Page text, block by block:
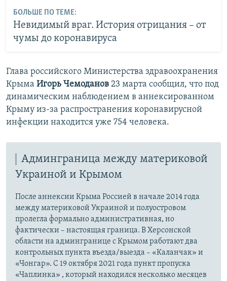
БОЛЬШЕ ПО ТЕМЕ:
Невидимый враг. История отрицания – от
чумы до коронавируса
Глава российского Министерства здравоохранения
Крыма Игорь Чемоданов 23 марта сообщил, что под
динамическим наблюдением в аннексированном
Крыму из-за распространения коронавирусной
инфекции находится уже 754 человека.
Админграница между материковой
Украиной и Крымом
После аннексии Крыма Россией в начале 2014 года
между материковой Украиной и полуостровом
пролегла формально административная, но
фактически – настоящая граница. В Херсонской
области на админгранице с Крымом работают два
контрольных пункта въезда/выезда – «Каланчак» и
«Чонгар». С 19 октября 2021 года пункт пропуска
«Чаплинка» , который находился несколько месяцев